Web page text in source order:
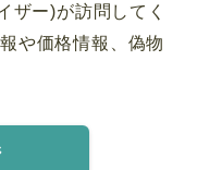
ザー)が訪問してく
や価格情報、偽物